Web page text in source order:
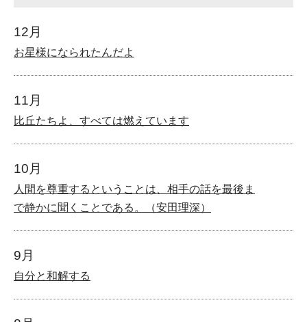
12月
お星様になられたんだよ
11月
比丘たちよ、すべては燃えています
10月
人間を尊重するということは、相手の話を最後ま
で静かに聞くことである。（安田理深）
9月
自分と和解する